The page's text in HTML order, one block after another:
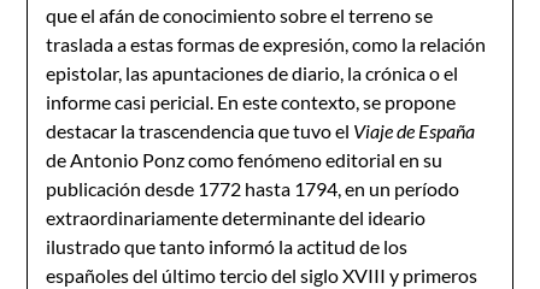
que el afán de conocimiento sobre el terreno se
traslada a estas formas de expresión, como la relación
epistolar, las apuntaciones de diario, la crónica o el
informe casi pericial. En este contexto, se propone
destacar la trascendencia que tuvo el Viaje de España
de Antonio Ponz como fenómeno editorial en su
publicación desde 1772 hasta 1794, en un período
extraordinariamente determinante del ideario
ilustrado que tanto informó la actitud de los
españoles del último tercio del siglo XVIII y primeros